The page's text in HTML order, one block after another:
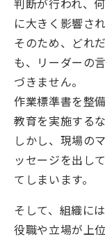
に大きく影響され
そのため、どれ
も、リーダーの
づきません。
作業標準書を整
教育を実施する
しかし、現場の
ッセージを出し
てしまいます。
そして、組織に
役職や立場が上